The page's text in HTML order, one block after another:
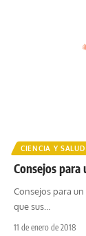
CIENCIA Y SALUD
Consejos
Consejos para
que sus
11 de enero de 2018